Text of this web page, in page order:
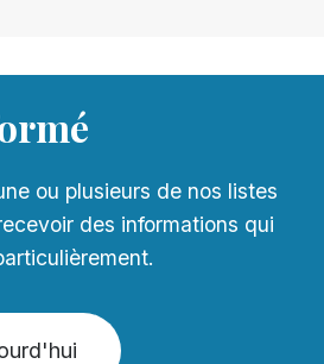
ou plusieurs de nos listes
des informations qui